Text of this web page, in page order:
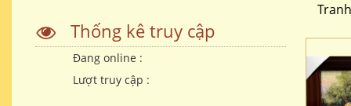
Thống kê truy cập
Đang online :
Lượt truy cập :